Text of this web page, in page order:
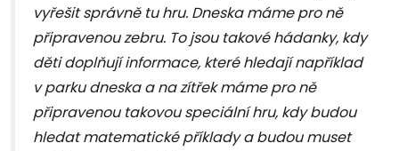
vyřešit správně tu hru. Dneska máme pro ně
připravenou zebru. To jsou takové hádanky, kdy
děti doplňují informace, které hledají například
v parku dneska a na zítřek máme pro ně
připravenou takovou speciální hru, kdy budou
hledat matematické příklady a budou muset